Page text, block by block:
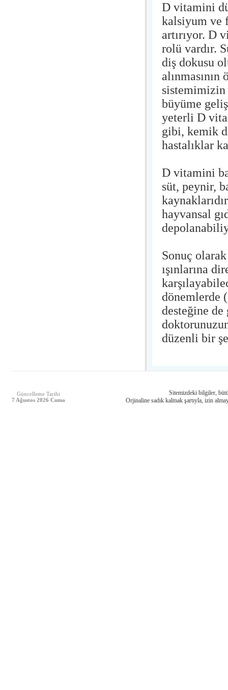
D vitamini
kalsiyum ve
artırıyor. D
rolü vardır.
diş dokusu
sistemimizin
büyüme
yeterli D
gibi, kemik
hastalıklar
D vitamini
süt, peynir,
hayvansal
Sonuç
ışınlarına
dönemlerde
desteğine
düzenli bir
Güncelleme Tarihi
7 Ağustos 2026 Cuma
Sitemizdeki bilgiler,
Orjinaline sadık kalmak şartıyla, izin